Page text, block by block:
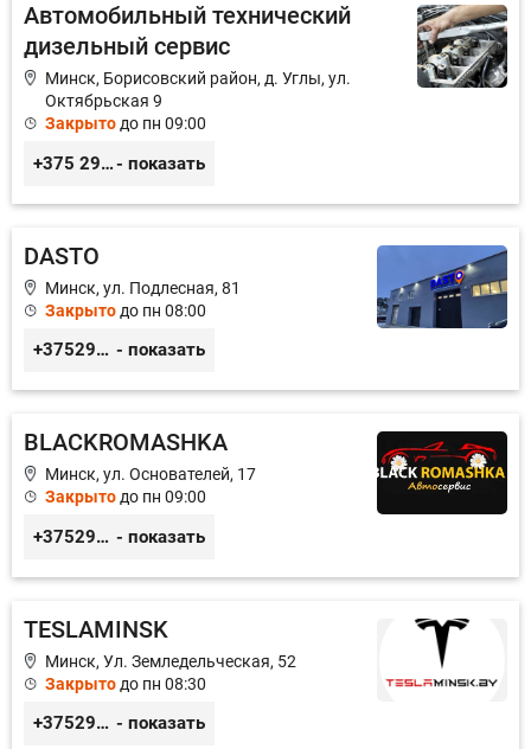
Автомобильный технический
дизельный сервис
Минск, Борисовский район, д. Углы, ул.
Октябрьская 9
Закрыто до пн 09:00
+375 29 3217422; +375 29 6130364- показать
DASTO
Минск, ул. Подлесная, 81
Закрыто до пн 08:00
+375296606560 - показать
BLACKROMASHKA
Минск, ул. Основателей, 17
Закрыто до пн 09:00
+375296651188 - показать
TESLAMINSK
Минск, Ул. Земледельческая, 52
Закрыто до пн 08:30
+375291335101 - показать